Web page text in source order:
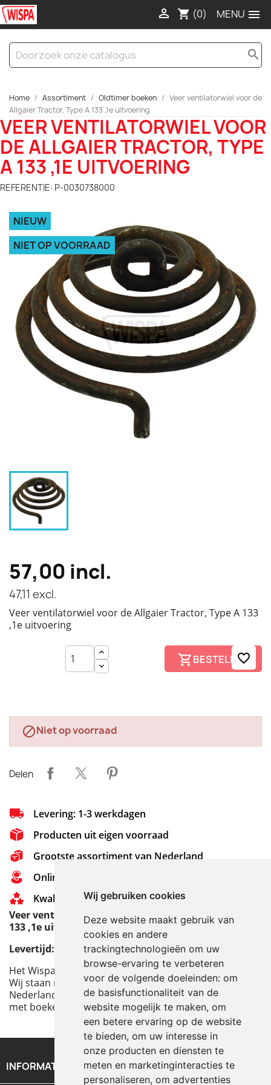
Wij gebruiken cookies
Deze website maakt gebruik van
cookies en andere
trackingtechnologieën om uw
browse-ervaring te verbeteren
voor de volgende doeleinden: om
de basisfunctionaliteit van de
website mogelijk te maken, om
een betere ervaring op de website
te bieden, om uw interesse in
onze producten en diensten te
meten en marketinginteracties te
personaliseren, om advertenties

shopping_cart (0)

search
Home Assortiment Oldtimer boeken
Veer ventilatorwiel voor de
Allgaier Tractor, Type A 133 ,1e uitvoering
VEER VENTILATORWIEL VOOR
DE ALLGAIER TRACTOR, TYPE
A 133 ,1E UITVOERING
REFERENTIE: P-0030738000
NIEUW
NIET OP VOORRAAD
57,00 incl.
47,11 excl.
Veer ventilatorwiel voor de Allgaier Tractor, Type A 133
,1e uitvoering
BESTELLEN
favorite_border
Niet op voorraad
Delen
Levering: 1-3 werkdagen
Producten uit eigen voorraad
Grootste assortiment van Nederland
Online Support - 0314 - 651 721
Kwaliteit - De beste boeken
Veer ventilatorwiel voor de Allgaier Tractor, Type A
133 ,1e uitvoering
Levertijd: 2 -3 werkdagen
Het Wispa team op tournee:
Wij staan met onze stand op een aantal ruilbeurzen in
Nederland, België, Denemarken, Frankrijk en Duitsland
met boeken en onderdelen.
INFORMATIE